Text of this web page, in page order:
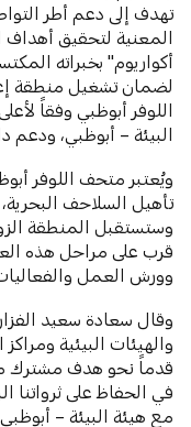
تهدف إلى دعم أطر
المعنية لتحقيق أهداف
أكواريوم" بخبراته
لضمان تشغيل منطقة
اللوفر أبوظبي وفقاً
البيئة – أبوظبي، ودعم
ويُعتبر متحف اللوفر
تأهيل السلاحف
وستستقبل المنطقة
قرب على مراحل هذه
وورش العمل
وقال سعادة سعيد
والهيئات البيئية
قدماً نحو هدف مشترك
في الحفاظ على ثرواتنا
مع هيئة البيئة –